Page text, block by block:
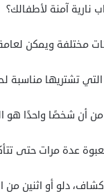
آمنة لأطفالك؟
مختلفة ويمكن لعامة
التي تشتريها
من أن شخصًا واحدًا
عدة مرات حتى
دلو أو اثنين من